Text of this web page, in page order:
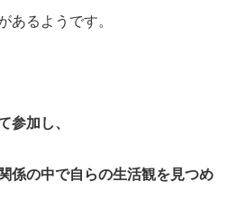
あるようです。
参加し、
係の中で自らの生活観を見つめ